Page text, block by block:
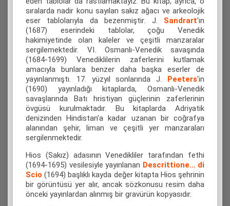
sıralarda nadir konu sayılan sakız ağacı ve arkeolojik
eser tablolarıyla da bezenmiştir. J. Sandrart'ın
(1687) eserindeki tablolar, çoğu Venedik
hakimiyetinde olan kaleler ve çeşitli manzaralar
sergilemektedir. VI. Osmanlı-Venedik savaşında
(1684-1699) Venediklilerin zaferlerini kutlamak
amacıyla bunlara benzer daha başka eserler de
yayınlanmıştı. 17. yüzyıl sonlarında J. Peeters'in
(1690) yayınladığı kitaplarda, Osmanlı-Venedik
savaşlarında Batı hristiyan güçlerinin zaferlerinin
övgüsü kurulmaktadır. Bu kitaplarda Adriyatik
denizinden Hindistan'a kadar uzanan bir coğrafya
alanından şehir, liman ve çeşitli yer manzaraları
sergilenmektedir.
Hios (Sakız) adasının Venedikliler tarafından fethi
(1694-1695) vesilesiyle yayınlanan Descrittione… di
Scio (1694) başlıklı kayda değer kitapta Hios şehrinin
bir görüntüsü yer alır, ancak sözkonusu resim daha
önceki yayınlardan alınmış bir gravürün kopyasıdır.